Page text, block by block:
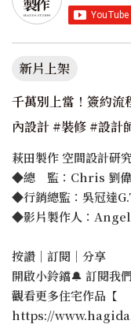
新片上架
千萬別上當！簽約
內設計 #裝修 #設計
萩田製作 空間設計研
◆總 監：Chris 劉
◆行銷總監：吳冠達
◆影片製作人：
按讚｜訂閱｜分享
開啟小鈴鐺🔔 訂閱我
觀看更多住宅作品【
https://